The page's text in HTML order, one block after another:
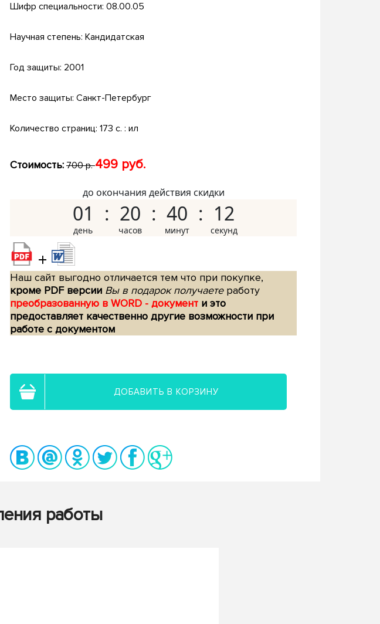
Шифр специальности: 08.00.05
Научная степень: Кандидатская
Год защиты: 2001
Место защиты: Санкт-Петербург
Количество страниц: 173 с. : ил
Стоимость: 700 р.499 руб.
до окончания действия скидки
01 20 40 11
+
Наш сайт выгодно отличается тем что при покупке,
кроме PDF версии Вы в подарок получаетеработу
преобразованную в WORD - документ и это
предоставляет качественно другие возможности при
работе с документом
ДОБАВИТЬ В КОРЗИНУ
работы